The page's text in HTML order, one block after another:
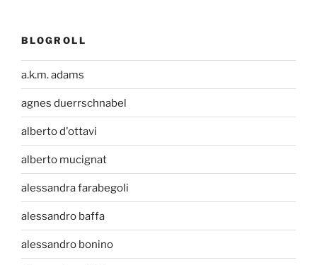
BLOGROLL
a.k.m. adams
agnes duerrschnabel
alberto d'ottavi
alberto mucignat
alessandra farabegoli
alessandro baffa
alessandro bonino